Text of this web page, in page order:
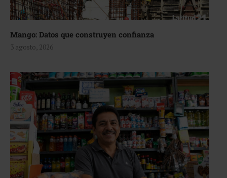
Mango: Datos que construyen confianza
3 agosto, 2026